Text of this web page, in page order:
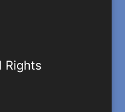
Rights